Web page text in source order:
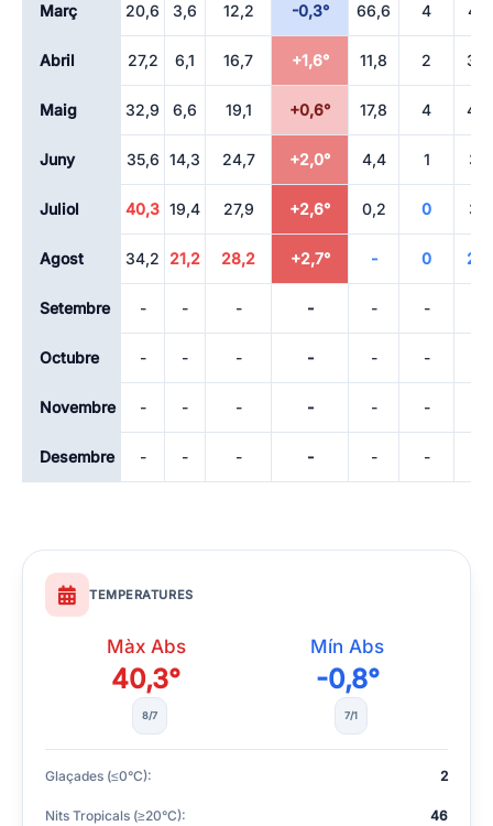
Març 20,6 3,6 12,2 -0,3° 66,6 4 47
Abril 27,2 6,1 16,7 +1,6° 11,8 2 39
Maig 32,9 6,6 19,1 +0,6° 17,8 4 48
Juny 35,6 14,3 24,7 +2,0° 4,4 1 31
Juliol 40,3 19,4 27,9 +2,6° 0,2 0 31
Agost 34,2 21,2 28,2 +2,7° - 0 29
Setembre - - - - - -
Octubre - - - - - -
Novembre - - - - - -
Desembre - - - - - -
TEMPERATURES
Màx Abs
40,3°
8/7
Mín Abs
-0,8°
7/1
Glaçades (≤0°C): 2
Nits Tropicals (≥20°C): 46